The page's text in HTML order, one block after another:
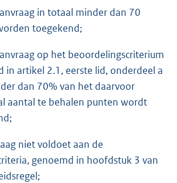
in totaal minder dan 70
toegekend;
op het beoordelingscriterium
in artikel 2.1, eerste lid, onderdeel a
dan 70% van het daarvoor
aantal te behalen punten wordt
niet voldoet aan de
genoemd in hoofdstuk 3 van